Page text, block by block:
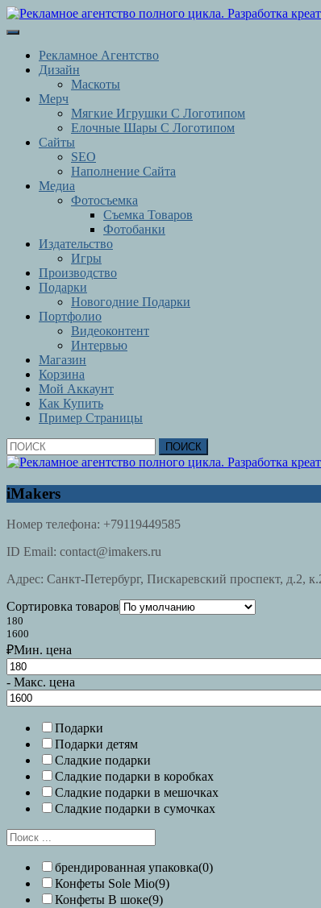
Перейти
к
Перейти
содержимому
Кнопка
ОткрытьРекламное Агентство
Дизайн
Маскоты
Мерч
Мягкие Игрушки С Логотипом
Елочные Шары С Логотипом
Сайты
SEO
Наполнение Сайта
Медиа
Фотосъемка
Съемка Товаров
Фотобанки
Издательство
Игры
Производство
Подарки
Новогодние Подарки
Портфолио
Видеоконтент
Интервью
Магазин
Корзина
Мой Аккаунт
Как Купить
Пример Страницы
Кнопка
Закрыть
Найти:
iMakers
Номер телефона: +79119449585
ID Email: contact@imakers.ru
Адрес: Санкт-Петербург, Пискаревский проспект, д.2,
Сортировка товаров
180
1600
₽Мин. цена
- Макс. цена
Подарки
Подарки детям
Сладкие подарки
Сладкие подарки в коробках
Сладкие подарки в мешочках
Сладкие подарки в сумочках
брендированная упаковка(0)
Конфеты Sole Mio(9)
Конфеты В шоке(9)